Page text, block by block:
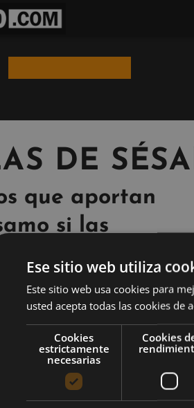
DE
que aportan
si las
ácidos grasos, vitaminas,
para el funcionamiento
aportan las semillas de
Ese sitio web utiliza
Este sitio web usa cookies para
usted acepta todas las cookies de
Cookies
estrictamente
necesarias
Cookies